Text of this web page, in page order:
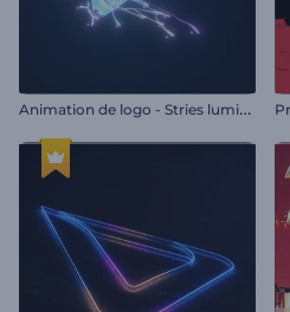
A
nimation de logo - Stries lumineuses